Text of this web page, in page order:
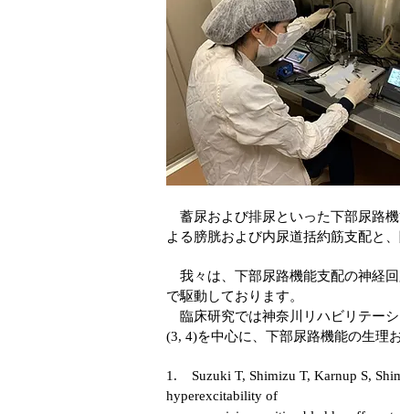
蓄尿および排尿といった下部尿路
よる膀胱および内尿道括約筋支配と
我々は、下部尿路機能支配の神経
で駆動しております。
臨床研究では神奈川リハビリテー
(3, 4)を中心に、下部尿路機能の生理
1. Suzuki T, Shimizu T, Karnup S,
hyperexcitability of